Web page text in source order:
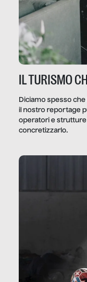
IL TURISMO
Diciamo spesso
il nostro reportage
operatori e
concretizzarlo.